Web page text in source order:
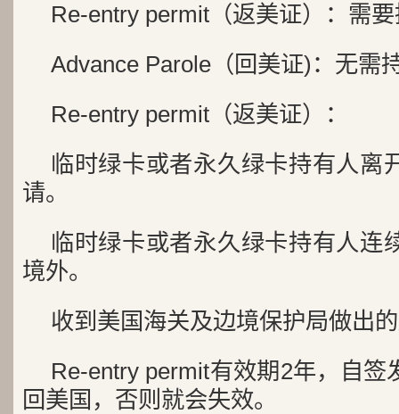
Re-entry permit（返美证）：需
Advance Parole（回美证)：无需
Re-entry permit（返美证）：
临时绿卡或者永久绿卡持有人离
请。
临时绿卡或者永久绿卡持有人连
境外。
收到美国海关及边境保护局做出
Re-entry permit有效期2年，自签
回美国，否则就会失效。